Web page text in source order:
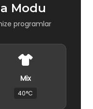
Modu
programlar
Mix
40°C